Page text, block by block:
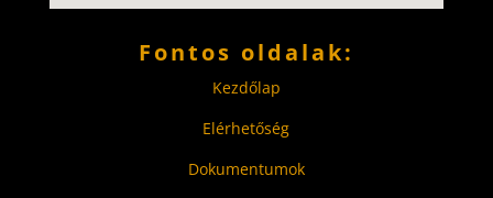
Fontos oldalak:
Kezdőlap
Elérhetőség
Dokumentumok